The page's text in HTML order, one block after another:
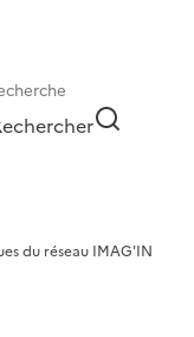
du réseau IMAG'IN